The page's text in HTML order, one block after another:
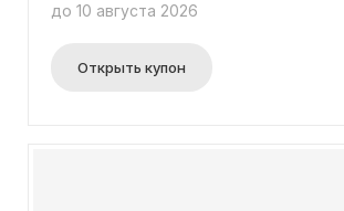
радушные подарки от нашего отеля!
совершеннолетия, и действительно
дней до и 10 дней после дня
до 10 августа 2026
Открыть купон